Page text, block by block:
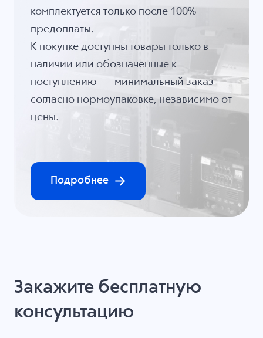
комплектуется только после 100%
предоплаты.
К покупке доступны товары только в
наличии или обозначенные к
поступлению — минимальный заказ
согласно нормоупаковке, независимо от
цены.
Подробнее
Закажите бесплатную
консультацию